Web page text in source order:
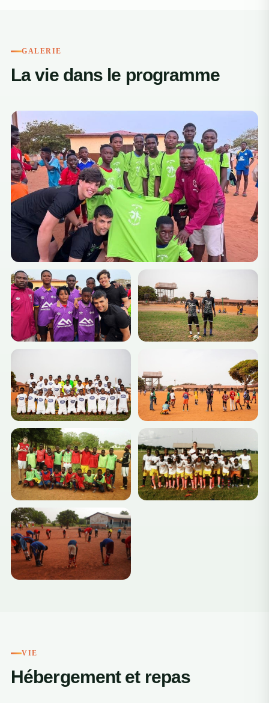
GALERIE
La vie dans le programme
VIE
Hébergement et repas